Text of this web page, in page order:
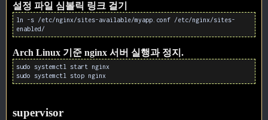
설정 파일 심볼릭 링크 걸기
ln -s /etc/nginx/sites-available/myapp.conf /etc/nginx/sites-
enabled/
Arch Linux 기준 nginx 서버 실행과 정지.
sudo systemctl start nginx
sudo systemctl stop nginx
supervisor